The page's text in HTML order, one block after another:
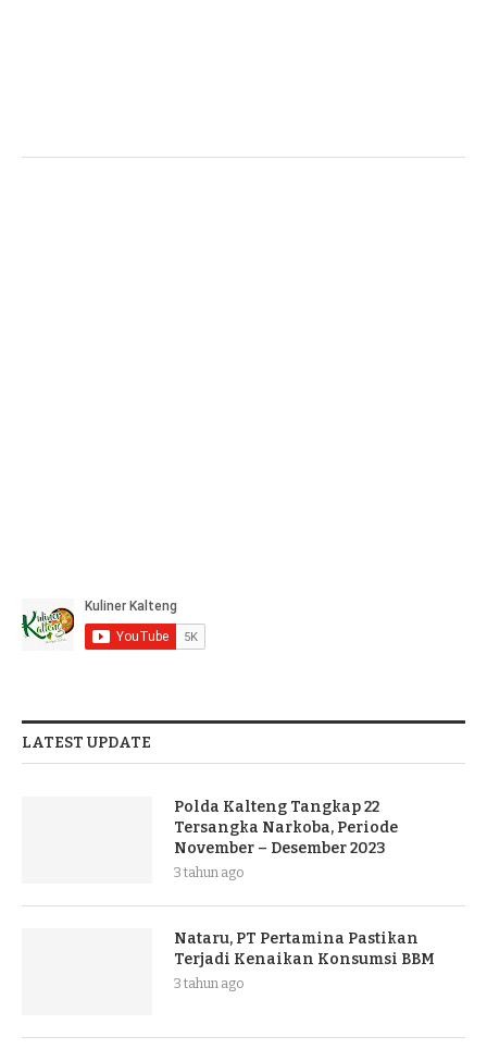
LATEST UPDATE
Polda Kalteng Tangkap 22
Tersangka Narkoba, Periode
November – Desember 2023
3 tahun ago
Nataru, PT Pertamina Pastikan
Terjadi Kenaikan Konsumsi BBM
3 tahun ago